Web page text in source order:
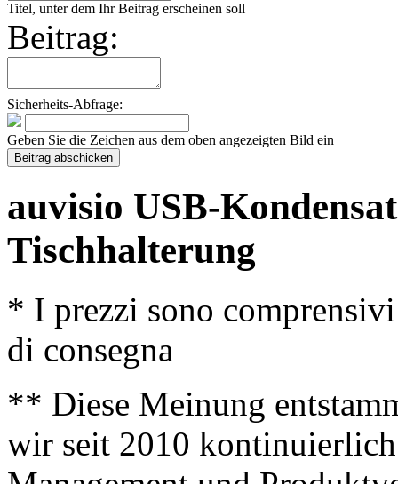
Titel, unter dem Ihr Beitrag erscheinen soll
Beitrag:
Sicherheits-Abfrage:
Geben Sie die Zeichen aus dem oben angezeigten Bild ein
auvisio USB-
Tischhalterung
* I prezzi sono
di consegna
** Diese Meinung
wir seit 2010